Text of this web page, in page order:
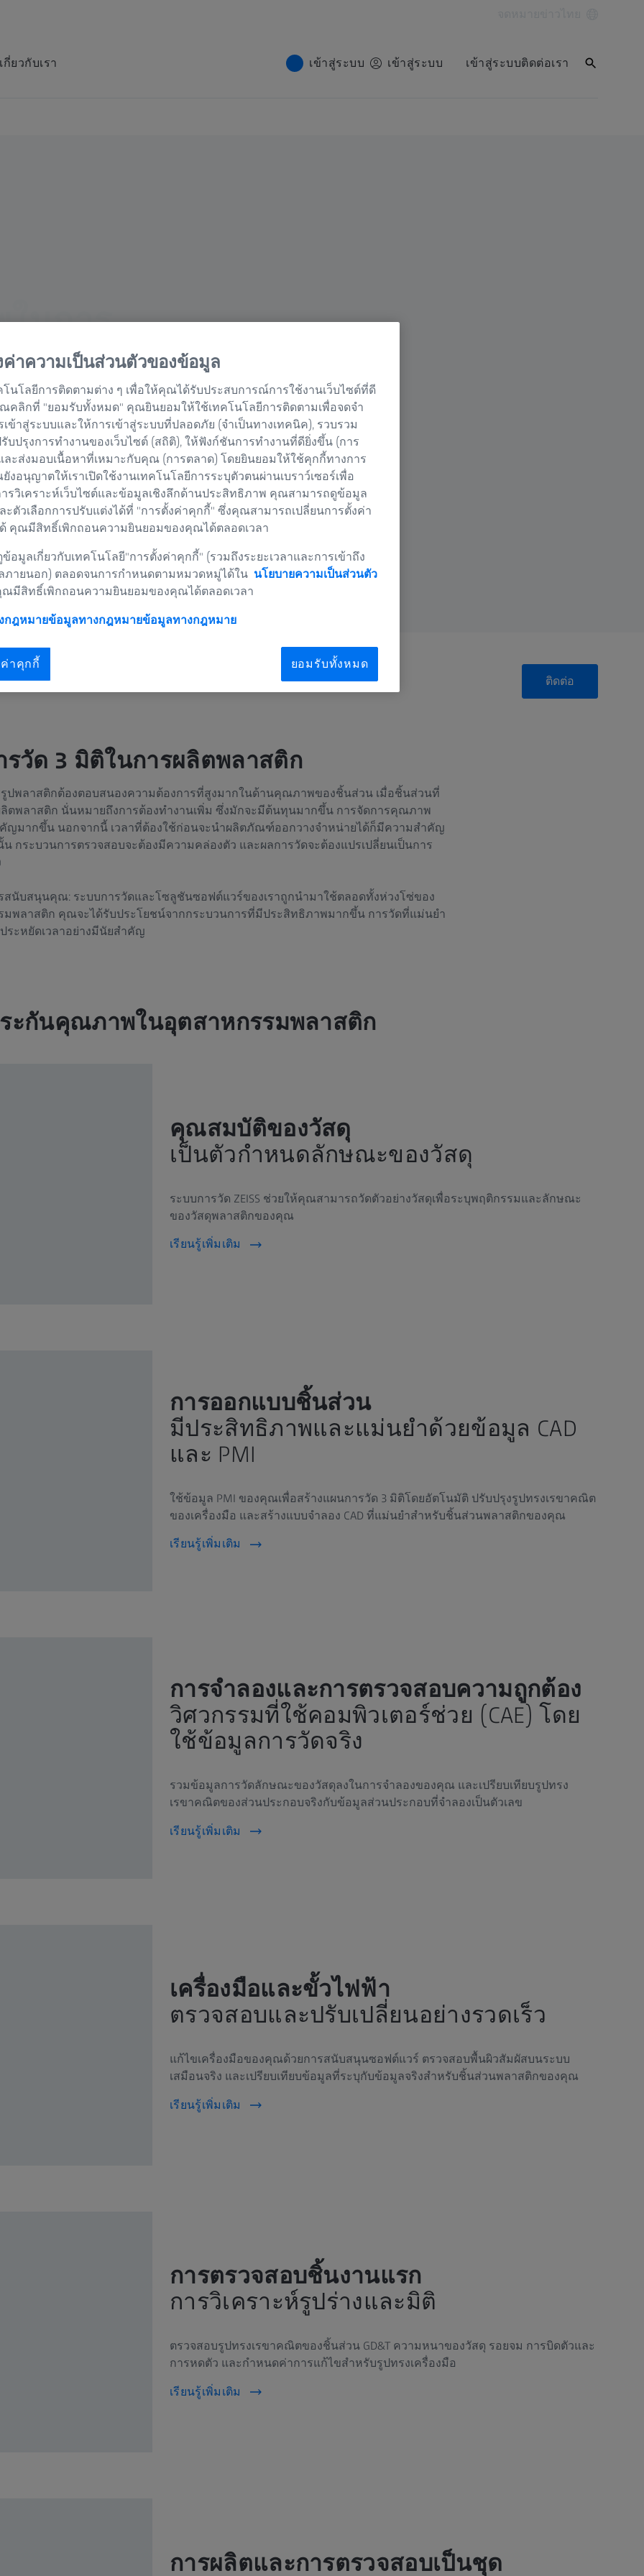
เกี่ยวกับเรา เข้าสู่ระบบ เข้าสู่ระบบ เข้าสู่ระบบติดต่อเรา
นการ
ต
ติดต่อ
รวัด 3 มิติในการผลิตพลาสติก
ปพลาสติกต้องตอบสนองความต้องการที่สูงมากในด้านคุณภาพของชิ้นส่วน เมื่อชิ้นส่วนที่
ลิตพลาสติก นั่นหมายถึงการต้องทำงานเพิ่ม ซึ่งมักจะมีต้นทุนมากขึ้น การจัดการคุณภาพ
ญมากขึ้น นอกจากนี้ เวลาที่ต้องใช้ก่อนจะนำผลิตภัณฑ์ออกวางจำหน่ายได้ก็มีความสำคัญ
กระบวนการตรวจสอบจะต้องมีความคล่องตัว และผลการวัดจะต้องแปรเปลี่ยนเป็นการ
สนับสนุนคุณ: ระบบการวัดและโซลูชันซอฟต์แวร์ของเราถูกนำมาใช้ตลอดทั้งห่วงโซ่ของ
มพลาสติก คุณจะได้รับประโยชน์จากกระบวนการที่มีประสิทธิภาพมากขึ้น การวัดที่แม่นยำ
ระหยัดเวลาอย่างมีนัยสำคัญ
ะกันคุณภาพในอุตสาหกรรมพลาสติก
คุณสมบัติของวัสดุ
เป็นตัวกำหนดลักษณะของวัสดุ
ระบบการวัด ZEISS ช่วยให้คุณสามารถวัดตัวอย่างวัสดุเพื่อระบุพฤติกรรมและลักษณะ
ของวัสดุพลาสติกของคุณ
เรียนรู้เพิ่มเติม
การออกแบบชิ้นส่วน
มีประสิทธิภาพและแม่นยำด้วยข้อมูล CAD
และ PMI
ใช้ข้อมูล PMI ของคุณเพื่อสร้างแผนการวัด 3 มิติโดยอัตโนมัติ ปรับปรุงรูปทรงเรขาคณิต
ของเครื่องมือ และสร้างแบบจำลอง CAD ที่แม่นยำสำหรับชิ้นส่วนพลาสติกของคุณ
เรียนรู้เพิ่มเติม
การจำลองและการตรวจสอบความถูกต้อง
วิศวกรรมที่ใช้คอมพิวเตอร์ช่วย (CAE) โดย
ใช้ข้อมูลการวัดจริง
รวมข้อมูลการวัดลักษณะของวัสดุลงในการจำลองของคุณ และเปรียบเทียบรูปทรง
เรขาคณิตของส่วนประกอบจริงกับข้อมูลส่วนประกอบที่จำลองเป็นตัวเลข
เรียนรู้เพิ่มเติม
เครื่องมือและขั้วไฟฟ้า
ตรวจสอบและปรับเปลี่ยนอย่างรวดเร็ว
แก้ไขเครื่องมือของคุณด้วยการสนับสนุนซอฟต์แวร์ ตรวจสอบพื้นผิวสัมผัสบนระบบ
เสมือนจริง และเปรียบเทียบข้อมูลที่ระบุกับข้อมูลจริงสำหรับชิ้นส่วนพลาสติกของคุณ
เรียนรู้เพิ่มเติม
การตรวจสอบชิ้นงานแรก
การวิเคราะห์รูปร่างและมิติ
ตรวจสอบรูปทรงเรขาคณิตของชิ้นส่วน GD&T ความหนาของวัสดุ รอยจม การบิดตัวและ
การหดตัว และกำหนดค่าการแก้ไขสำหรับรูปทรงเครื่องมือ
เรียนรู้เพิ่มเติม
การผลิตและการตรวจสอบเป็นชุด
ค่าความเป็นส่วนตัวของข้อมูล
โนโลยีการติดตามต่าง ๆ เพื่อให้คุณได้รับประสบการณ์การใช้งานเว็บไซต์ที่ดี
คลิกที่ "ยอมรับทั้งหมด" คุณยินยอมให้ใช้เทคโนโลยีการติดตามเพื่อจดจำ
ข้าสู่ระบบและให้การเข้าสู่ระบบที่ปลอดภัย (จำเป็นทางเทคนิค), รวบรวม
บปรุงการทำงานของเว็บไซต์ (สถิติ), ให้ฟังก์ชันการทำงานที่ดียิ่งขึ้น (การ
ละส่งมอบเนื้อหาที่เหมาะกับคุณ (การตลาด) โดยยินยอมให้ใช้คุกกี้ทางการ
งอนุญาตให้เราเปิดใช้งานเทคโนโลยีการระบุตัวตนผ่านเบราว์เซอร์เพื่อ
รวิเคราะห์เว็บไซต์และข้อมูลเชิงลึกด้านประสิทธิภาพ คุณสามารถดูข้อมูล
ะตัวเลือกการปรับแต่งได้ที่ "การตั้งค่าคุกกี้" ซึ่งคุณสามารถเปลี่ยนการตั้งค่า
คุณมีสิทธิ์เพิกถอนความยินยอมของคุณได้ตลอดเวลา
อมูลเกี่ยวกับเทคโนโลยี"การตั้งค่าคุกกี้" (รวมถึงระยะเวลาและการเข้าถึง
ภายนอก) ตลอดจนการกำหนดตามหมวดหมู่ได้ใน นโยบายความเป็นส่วนตัว
ณมีสิทธิ์เพิกถอนความยินยอมของคุณได้ตลอดเวลา
กฎหมายข้อมูลทางกฎหมายข้อมูลทางกฎหมาย
าคุกกี้ ยอมรับทั้งหมด